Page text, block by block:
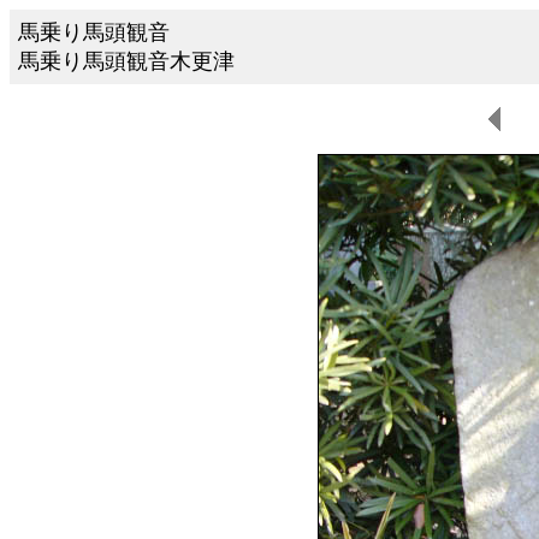
馬乗り馬頭観音
馬乗り馬頭観音木更津